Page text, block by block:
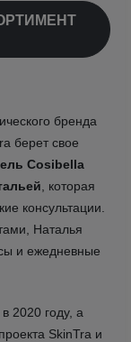
бренда
берет свое
Cosibella
, которая
консультации.
Наталья
и ежедневные
2020 году, а
SkinTra и